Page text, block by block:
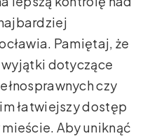
Pamiętaj, że
dotyczące
czy
łatwiejszy dostęp
Aby uniknąć